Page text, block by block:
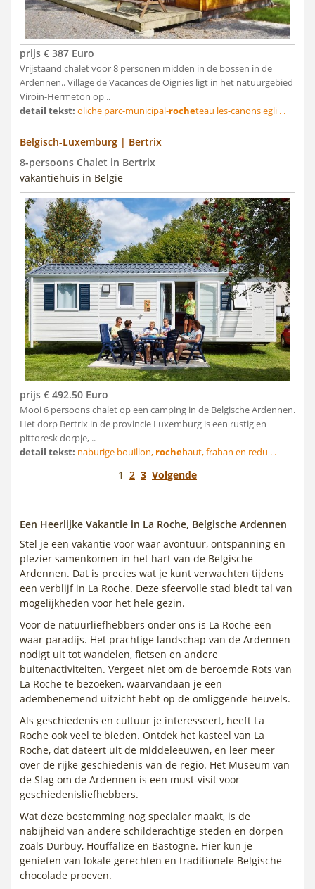
prijs € 387 Euro
Vrijstaand chalet voor 8 personen midden in de bossen in de
Ardennen.. Village de Vacances de Oignies ligt in het natuurgebied
Viroin-Hermeton op ..
detail tekst: oliche parc-municipal-rocheteau les-canons egli . .
Belgisch-Luxemburg | Bertrix
8-persoons Chalet in Bertrix
vakantiehuis in Belgie
prijs € 492.50 Euro
Mooi 6 persoons chalet op een camping in de Belgische Ardennen.
Het dorp Bertrix in de provincie Luxemburg is een rustig en
pittoresk dorpje, ..
detail tekst: naburige bouillon, rochehaut, frahan en redu . .
1 2 3 Volgende
Een Heerlijke Vakantie in La Roche, Belgische Ardennen
Stel je een vakantie voor waar avontuur, ontspanning en
plezier samenkomen in het hart van de Belgische
Ardennen. Dat is precies wat je kunt verwachten tijdens
een verblijf in La Roche. Deze sfeervolle stad biedt tal van
mogelijkheden voor het hele gezin.
Voor de natuurliefhebbers onder ons is La Roche een
waar paradijs. Het prachtige landschap van de Ardennen
nodigt uit tot wandelen, fietsen en andere
buitenactiviteiten. Vergeet niet om de beroemde Rots van
La Roche te bezoeken, waarvandaan je een
adembenemend uitzicht hebt op de omliggende heuvels.
Als geschiedenis en cultuur je interesseert, heeft La
Roche ook veel te bieden. Ontdek het kasteel van La
Roche, dat dateert uit de middeleeuwen, en leer meer
over de rijke geschiedenis van de regio. Het Museum van
de Slag om de Ardennen is een must-visit voor
geschiedenisliefhebbers.
Wat deze bestemming nog specialer maakt, is de
nabijheid van andere schilderachtige steden en dorpen
zoals Durbuy, Houffalize en Bastogne. Hier kun je
genieten van lokale gerechten en traditionele Belgische
chocolade proeven.